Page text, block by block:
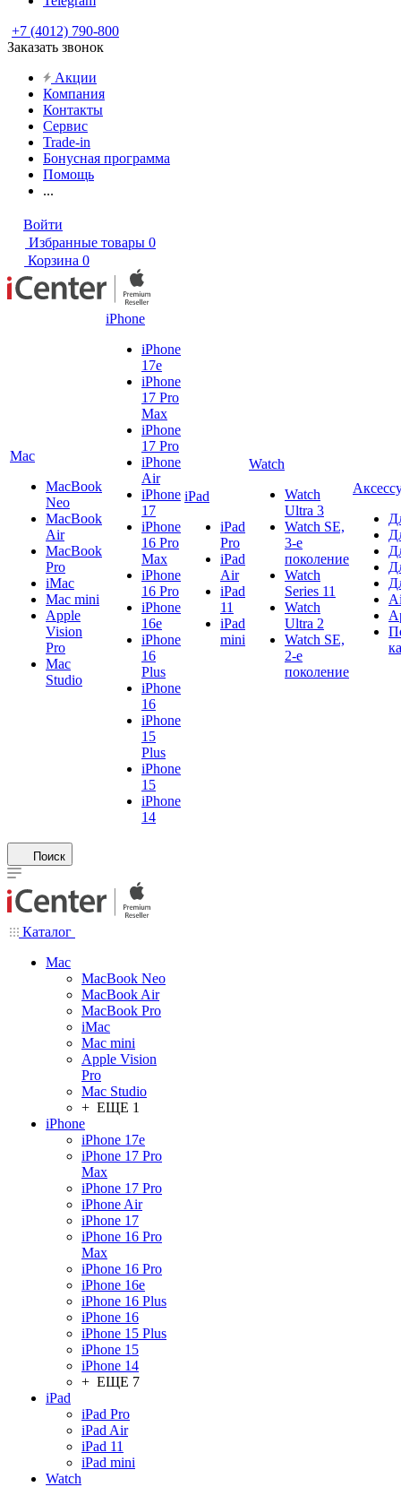
+7 (4012) 790-800
Заказать звонок
Акции
Компания
Контакты
Сервис
Trade-in
Бонусная программа
Помощь
...
Войти
Избранные товары 0
Корзина 0
Mac
MacBook
Neo
MacBook
Air
MacBook
Pro
iMac
Mac mini
Apple
Vision
Pro
Mac
Studio
iPhone
iPhone
17e
iPhone
17 Pro
Max
iPhone
17 Pro
iPhone
Air
iPhone
17
iPhone
16 Pro
Max
iPhone
16 Pro
iPhone
16e
iPhone
16
Plus
iPhone
16
iPhone
15
Plus
iPhone
15
iPhone
14
iPad
iPad
Pro
iPad
Air
iPad
11
iPad
mini
Watch
Watch
Ultra 3
Watch SE,
3-е
поколение
Watch
Series 11
Watch
Ultra 2
Watch SE,
2-е
поколение
Поиск
Каталог
Mac
MacBook Neo
MacBook Air
MacBook Pro
iMac
Mac mini
Apple Vision
Pro
Mac Studio
+ ЕЩЕ 1
iPhone
iPhone 17e
iPhone 17 Pro
Max
iPhone 17 Pro
iPhone Air
iPhone 17
iPhone 16 Pro
Max
iPhone 16 Pro
iPhone 16e
iPhone 16 Plus
iPhone 16
iPhone 15 Plus
iPhone 15
iPhone 14
+ ЕЩЕ 7
iPad
iPad Pro
iPad Air
iPad 11
iPad mini
Watch